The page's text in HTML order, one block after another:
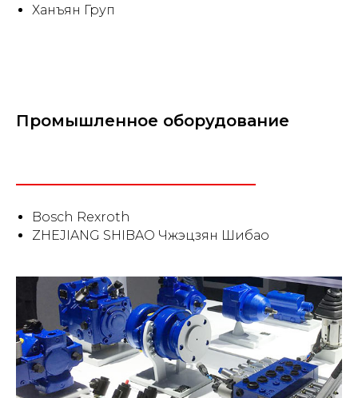
Ханъян Груп
Промышленное оборудование
Bosch Rexroth
ZHEJIANG SHIBAO Чжэцзян Шибао